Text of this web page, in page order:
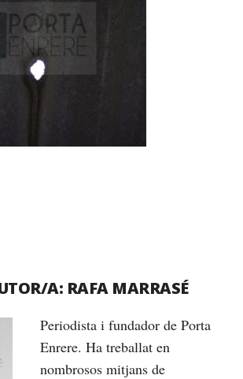
A: RAFA MARRASÉ
Periodista i fundador de Porta
Enrere. Ha treballat en
nombrosos mitjans de